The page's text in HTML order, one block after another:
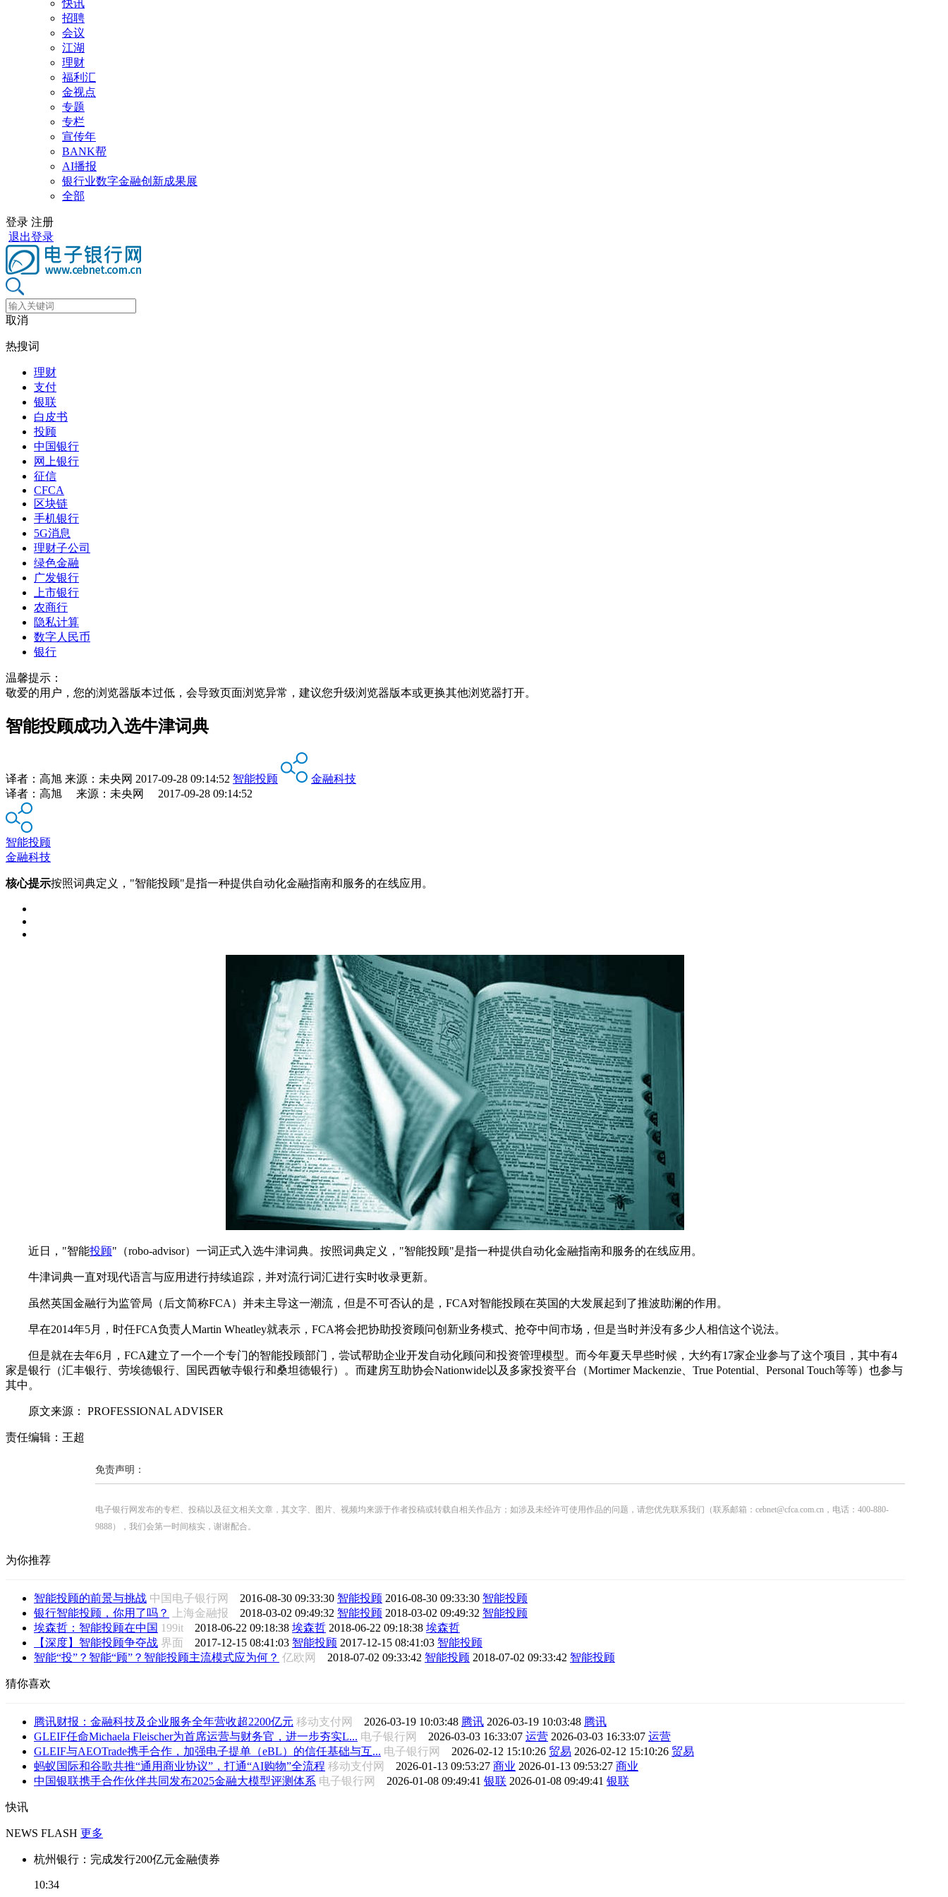
快讯
招聘
会议
江湖
理财
福利汇
金视点
专题
专栏
宣传年
BANK帮
AI播报
银行业数字金融创新成果展
全部
登录 注册
退出登录
取消
热搜词
理财
支付
银联
白皮书
投顾
中国银行
网上银行
征信
CFCA
区块链
手机银行
5G消息
理财子公司
绿色金融
广发银行
上市银行
农商行
隐私计算
数字人民币
银行
温馨提示：
敬爱的用户，您的浏览器版本过低，会导致页面浏览异常，建议您升级浏览器版本或更换其他浏览器打开。
智能投顾成功入选牛津词典
译者：高旭 来源： 未央网 2017-09-28 09:14:52 智能投顾
金融科技
译者：高旭 来源：未央网 2017-09-28 09:14:52
智能投顾
金融科技
核心提示按照词典定义，"智能投顾"是指一种提供自动化金融指南和服务的在线应用。
近日，"智能投顾"（robo-advisor）一词正式入选牛津词典。按照词典定义，"智能投顾"是指一种提供自动化金融指南和服务的在线应用。
牛津词典一直对现代语言与应用进行持续追踪，并对流行词汇进行实时收录更新。
虽然英国金融行为监管局（后文简称FCA）并未主导这一潮流，但是不可否认的是，FCA对智能投顾在英国的大发展起到了推波助澜的作用。
早在2014年5月，时任FCA负责人Martin Wheatley就表示，FCA将会把协助投资顾问创新业务模式、抢夺中间市场，但是当时并没有多少人相信这个说法。
但是就在去年6月，FCA建立了一个一个专门的智能投顾部门，尝试帮助企业开发自动化顾问和投资管理模型。而今年夏天早些时候，大约有17家企业参与了这个项目，其中有4
家是银行（汇丰银行、劳埃德银行、国民西敏寺银行和桑坦德银行）。而建房互助协会Nationwide以及多家投资平台（Mortimer Mackenzie、True Potential、Personal Touch等等）也参与
其中。
原文来源： PROFESSIONAL ADVISER
责任编辑：王超
免责声明：
电子银行网发布的专栏、投稿以及征文相关文章，其文字、图片、视频均来源于作者投稿或转载自相关作品方；如涉及未经许可使用作品的问题，请您优先联系我们（联系邮箱：cebnet@cfca.com.cn，电话：400-880-
9888），我们会第一时间核实，谢谢配合。
为你推荐
智能投顾的前景与挑战 中国电子银行网 2016-08-30 09:33:30 智能投顾 2016-08-30 09:33:30 智能投顾
银行智能投顾，你用了吗？
上海金融报 2018-03-02 09:49:32 智能投顾 2018-03-02 09:49:32 智能投顾
埃森哲：智能投顾在中国 199it 2018-06-22 09:18:38 埃森哲 2018-06-22 09:18:38 埃森哲
【深度】智能投顾争夺战 界面 2017-12-15 08:41:03 智能投顾 2017-12-15 08:41:03 智能投顾
智能“投”？智能“顾”？智能投顾主流模式应为何？ 亿欧网 2018-07-02 09:33:42 智能投顾 2018-07-02 09:33:42 智能投顾
猜你喜欢
腾讯财报：金融科技及企业服务全年营收超2200亿元 移动支付网 2026-03-19 10:03:48 腾讯 2026-03-19 10:03:48 腾讯
GLEIF任命Michaela Fleischer为首席运营与财务官，进一步夯实L... 电子银行网 2026-03-03 16:33:07 运营 2026-03-03 16:33:07 运营
GLEIF与AEOTrade携手合作，加强电子提单（eBL）的信任基础与互... 电子银行网 2026-02-12 15:10:26 贸易 2026-02-12 15:10:26 贸易
蚂蚁国际和谷歌共推“通用商业协议”，打通“AI购物”全流程 移动支付网 2026-01-13 09:53:27 商业 2026-01-13 09:53:27 商业
中国银联携手合作伙伴共同发布2025金融大模型评测体系 电子银行网 2026-01-08 09:49:41 银联 2026-01-08 09:49:41 银联
快讯
NEWS FLASH 更多
杭州银行：完成发行200亿元金融债券
10:34